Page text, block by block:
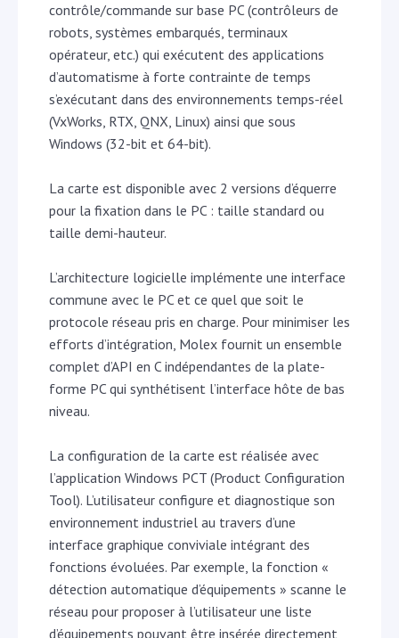
contrôle/commande sur base PC (contrôleurs de
robots, systèmes embarqués, terminaux
opérateur, etc.) qui exécutent des applications
d’automatisme à forte contrainte de temps
s’exécutant dans des environnements temps-réel
(VxWorks, RTX, QNX, Linux) ainsi que sous
Windows (32-bit et 64-bit).
La carte est disponible avec 2 versions d’équerre
pour la fixation dans le PC : taille standard ou
taille demi-hauteur.
L’architecture logicielle implémente une interface
commune avec le PC et ce quel que soit le
protocole réseau pris en charge. Pour minimiser les
efforts d’intégration, Molex fournit un ensemble
complet d’API en C indépendantes de la plate-
forme PC qui synthétisent l’interface hôte de bas
niveau.
La configuration de la carte est réalisée avec
l’application Windows PCT (Product Configuration
Tool). L’utilisateur configure et diagnostique son
environnement industriel au travers d’une
interface graphique conviviale intégrant des
fonctions évoluées. Par exemple, la fonction «
détection automatique d’équipements » scanne le
réseau pour proposer à l’utilisateur une liste
d’équipements pouvant être insérée directement